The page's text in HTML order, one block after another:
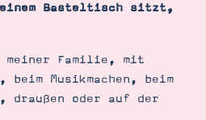
Basteltisch sitzt,
Familie, mit
beim Musikmachen, beim
oder auf der